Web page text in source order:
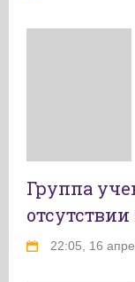
Группа
22:05, 16